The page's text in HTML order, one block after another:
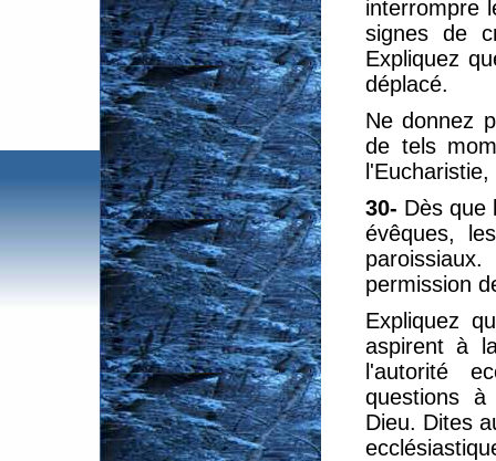
interrompre
signes de
Expliquez
déplacé.
Ne donnez
de tels
30- Dès que
évêques,
permission
Expliquez
aspirent à
l'autorité
questions à
Dieu. Dites